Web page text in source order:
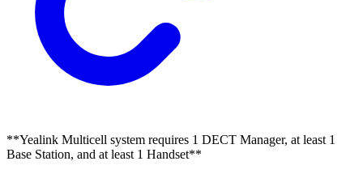
**Yealink Multicell system requires 1 DECT Manager, at least 1
Base Station, and at least 1 Handset**